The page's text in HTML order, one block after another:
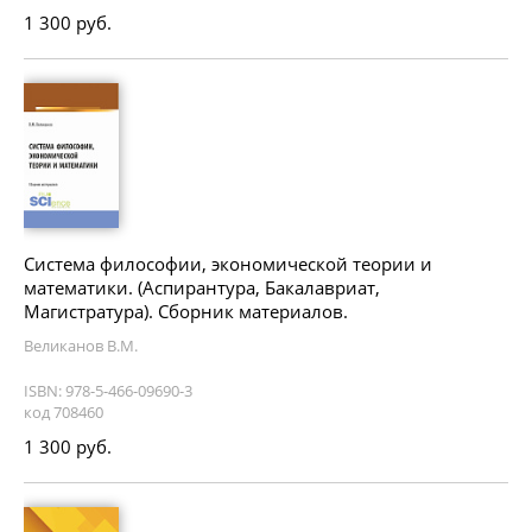
1 300 руб.
Система философии, экономической теории и
математики. (Аспирантура, Бакалавриат,
Магистратура). Сборник материалов.
Великанов В.М.
ISBN: 978-5-466-09690-3
код 708460
1 300 руб.